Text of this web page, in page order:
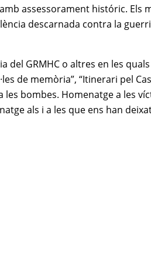
assessorament históric. Els
descarnada contra la
GRMHC o altres en les quals
de memòria”, “Itinerari pel
les bombes. Homenatge a les
als i a les que ens han